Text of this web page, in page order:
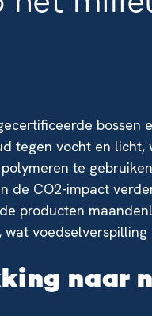
bossen
tegen vocht en
te
de CO2-impact
producten
naar